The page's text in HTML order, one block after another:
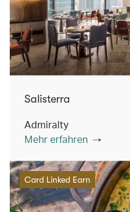
Salisterra
Admiralty
Mehr erfahren
Card Linked Earn